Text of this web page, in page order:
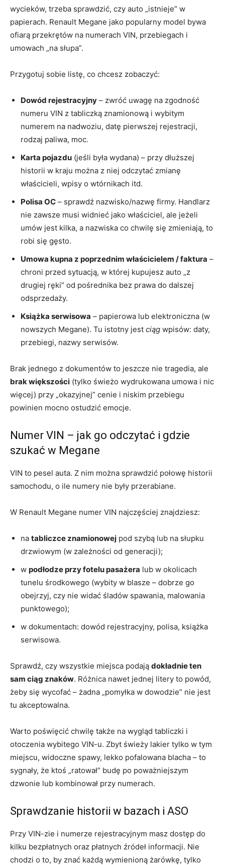
wycieków, trzeba sprawdzić, czy auto „istnieje” w
papierach. Renault Megane jako popularny model bywa
ofiarą przekrętów na numerach VIN, przebiegach i
umowach „na słupa”.
Przygotuj sobie listę, co chcesz zobaczyć:
Dowód rejestracyjny – zwróć uwagę na zgodność
numeru VIN z tabliczką znamionową i wybitym
numerem na nadwoziu, datę pierwszej rejestracji,
rodzaj paliwa, moc.
Karta pojazdu (jeśli była wydana) – przy dłuższej
historii w kraju można z niej odczytać zmianę
właścicieli, wpisy o wtórnikach itd.
Polisa OC – sprawdź nazwisko/nazwę firmy. Handlarz
nie zawsze musi widnieć jako właściciel, ale jeżeli
umów jest kilka, a nazwiska co chwilę się zmieniają, to
robi się gęsto.
Umowa kupna z poprzednim właścicielem / faktura –
chroni przed sytuacją, w której kupujesz auto „z
drugiej ręki” od pośrednika bez prawa do dalszej
odsprzedaży.
Książka serwisowa – papierowa lub elektroniczna (w
nowszych Megane). Tu istotny jest ciąg wpisów: daty,
przebiegi, nazwy serwisów.
Brak jednego z dokumentów to jeszcze nie tragedia, ale
brak większości (tylko świeżo wydrukowana umowa i nic
więcej) przy „okazyjnej” cenie i niskim przebiegu
powinien mocno ostudzić emocje.
Numer VIN – jak go odczytać i gdzie
szukać w Megane
VIN to pesel auta. Z nim można sprawdzić połowę historii
samochodu, o ile numery nie były przerabiane.
W Renault Megane numer VIN najczęściej znajdziesz:
na tabliczce znamionowej pod szybą lub na słupku
drzwiowym (w zależności od generacji);
w podłodze przy fotelu pasażera lub w okolicach
tunelu środkowego (wybity w blasze – dobrze go
obejrzyj, czy nie widać śladów spawania, malowania
punktowego);
w dokumentach: dowód rejestracyjny, polisa, książka
serwisowa.
Sprawdź, czy wszystkie miejsca podają dokładnie ten
sam ciąg znaków. Różnica nawet jednej litery to powód,
żeby się wycofać – żadna „pomyłka w dowodzie” nie jest
tu akceptowalna.
Warto poświęcić chwilę także na wygląd tabliczki i
otoczenia wybitego VIN-u. Zbyt świeży lakier tylko w tym
miejscu, widoczne spawy, lekko pofalowana blacha – to
sygnały, że ktoś „ratował” budę po poważniejszym
dzwonie lub kombinował przy numerach.
Sprawdzanie historii w bazach i ASO
Przy VIN-zie i numerze rejestracyjnym masz dostęp do
kilku bezpłatnych oraz płatnych źródeł informacji. Nie
chodzi o to, by znać każdą wymienioną żarówkę, tylko